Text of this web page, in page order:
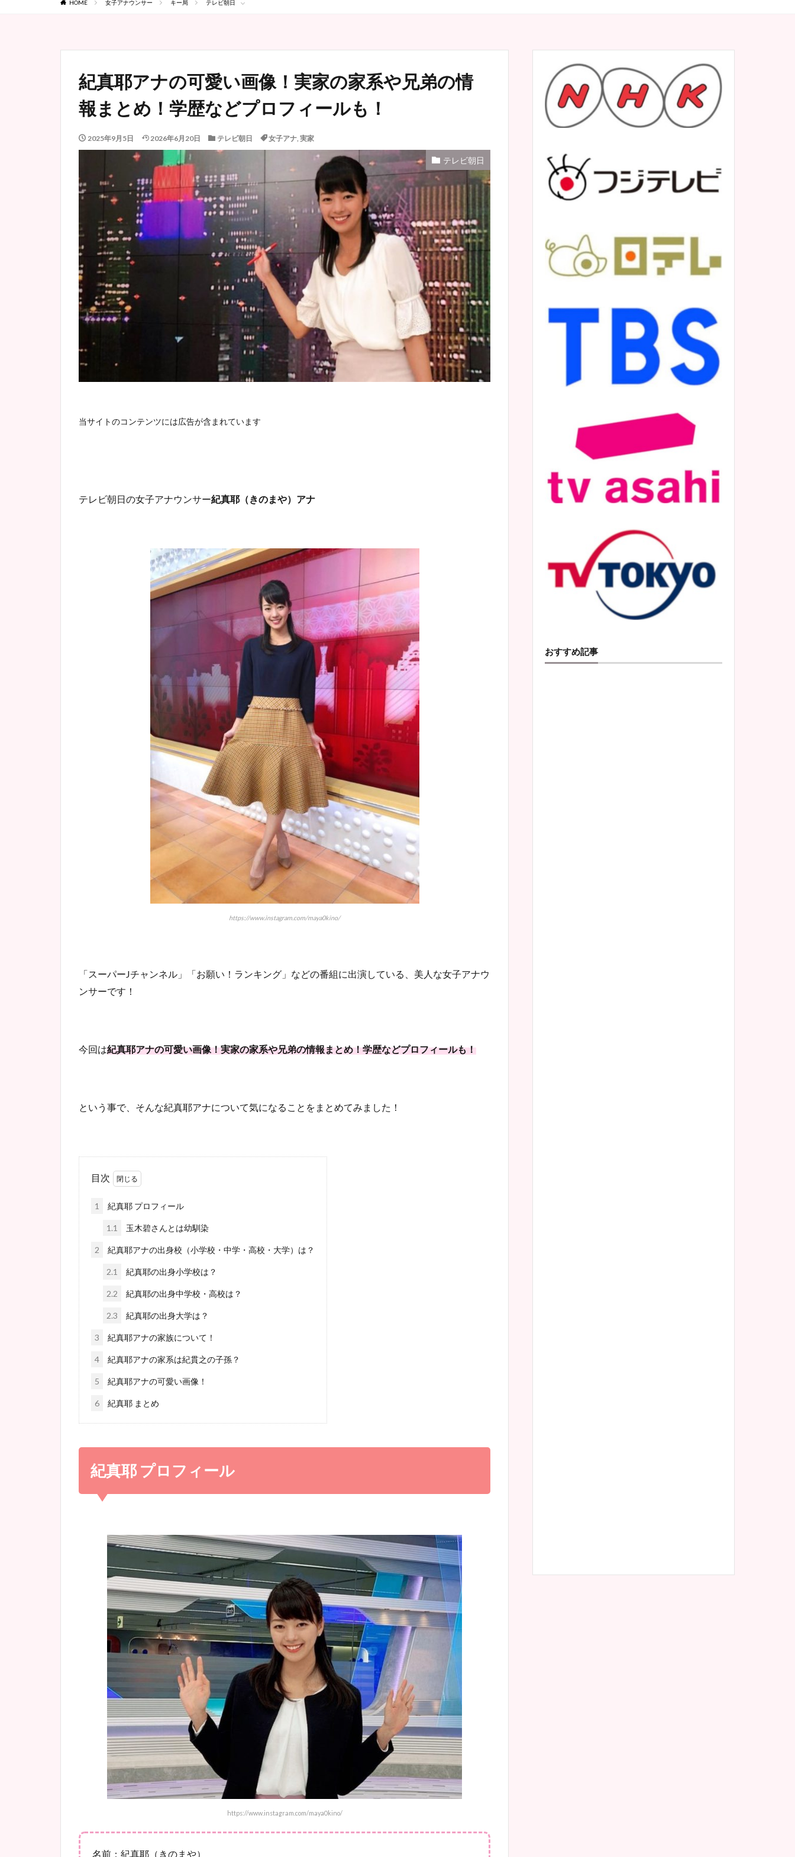
HOME 女子アナウンサー キー局 テレビ朝日
紀真耶アナの可愛い画像！実家の家系や兄弟の情
報まとめ！学歴などプロフィールも！
2025年9月5日 2026年6月20日 テレビ朝日 女子アナ, 実家
テレビ朝日
当サイトのコンテンツには広告が含まれています
テレビ朝日の女子アナウンサー紀真耶（きのまや）アナ
https://www.instagram.com/maya0kino/
「スーパーJチャンネル」「お願い！ランキング」などの番組に出演している、美人な女子アナウ
ンサーです！
今回は紀真耶アナの可愛い画像！実家の家系や兄弟の情報まとめ！学歴などプロフィールも！
という事で、そんな紀真耶アナについて気になることをまとめてみました！
目次
1 紀真耶 プロフィール
1.1 玉木碧さんとは幼馴染
2 紀真耶アナの出身校（小学校・中学・高校・大学）は？
2.1 紀真耶の出身小学校は？
2.2 紀真耶の出身中学校・高校は？
2.3 紀真耶の出身大学は？
3 紀真耶アナの家族について！
4 紀真耶アナの家系は紀貫之の子孫？
5 紀真耶アナの可愛い画像！
6 紀真耶 まとめ
紀真耶 プロフィール
https://www.instagram.com/maya0kino/
名前：紀真耶（きのまや）
おすすめ記事